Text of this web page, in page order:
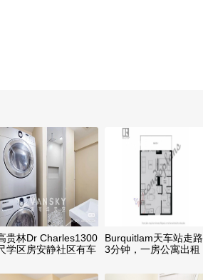
贵林Dr Charles1300
学区房安静社区有车
Burquitlam天车站走路
3分钟，一房公寓出租